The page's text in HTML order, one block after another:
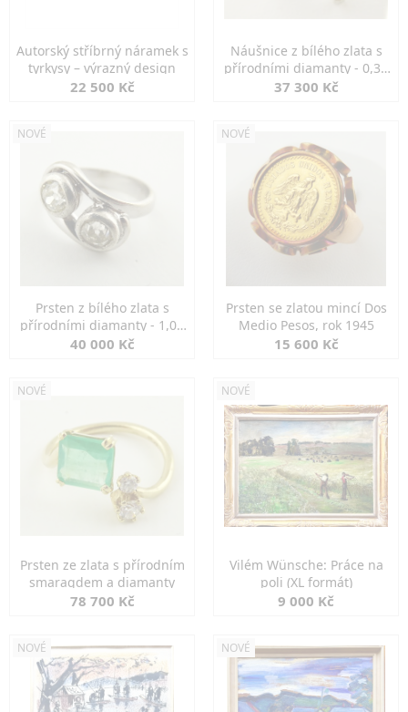
Autorský stříbrný náramek s
tyrkysy – výrazný design
22 500 Kč
Náušnice z bílého zlata s
přírodními diamanty - 0,30
ct
37 300 Kč
NOVÉ
Prsten z bílého zlata s
přírodními diamanty - 1,00
ct
40 000 Kč
NOVÉ
Prsten se zlatou mincí Dos
Medio Pesos, rok 1945
15 600 Kč
NOVÉ
Prsten ze zlata s přírodním
smaragdem a diamanty
78 700 Kč
NOVÉ
Vilém Wünsche: Práce na
poli (XL formát)
9 000 Kč
NOVÉ NOVÉ